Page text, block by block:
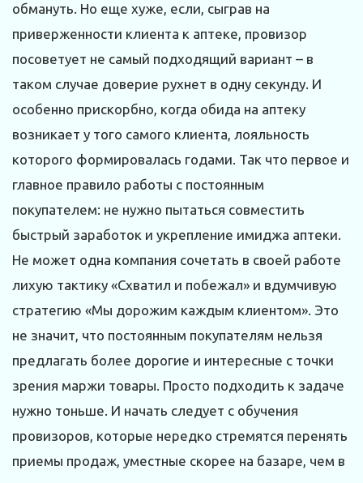
обмануть. Но еще хуже, если, сыграв на
приверженности клиента к аптеке, провизор
посоветует не самый подходящий вариант – в
таком случае доверие рухнет в одну секунду. И
особенно прискорбно, когда обида на аптеку
возникает у того самого клиента, лояльность
которого формировалась годами. Так что первое и
главное правило работы с постоянным
покупателем: не нужно пытаться совместить
быстрый заработок и укрепление имиджа аптеки.
Не может одна компания сочетать в своей работе
лихую тактику «Схватил и побежал» и вдумчивую
стратегию «Мы дорожим каждым клиентом». Это
не значит, что постоянным покупателям нельзя
предлагать более дорогие и интересные с точки
зрения маржи товары. Просто подходить к задаче
нужно тоньше. И начать следует с обучения
провизоров, которые нередко стремятся перенять
приемы продаж, уместные скорее на базаре, чем в